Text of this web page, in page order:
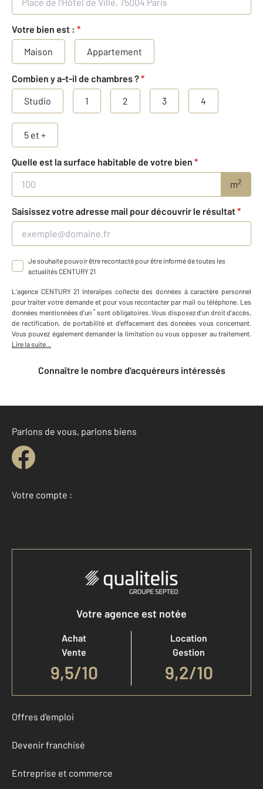
Votre bien est : *
Maison
Appartement
Combien y a-t-il de chambres ?*
Studio
1 2 3 4
5 et +
Quelle est la surface habitable de votre bien *
m2
Saisissez votre adresse mail pour découvrir le résultat*
Je souhaite pouvoir être recontacté pour être informé de toutes les
actualités CENTURY 21
L'agence CENTURY 21 Interalpes collecte des données à caractère personnel
pour traiter votre demande et pour vous recontacter par mail ou téléphone. Les
données mentionnées d'un * sont obligatoires. Vous disposez d'un droit d'accès,
de rectification, de portabilité et d'effacement des données vous concernant.
Vous pouvez également demander la limitation ou vous opposer au traitement.
Lire la suite...
Connaître le nombre d'acquéreurs intéressés
Parlons de vous, parlons biens
Votre compte :
Accéder à mon compte
Votre agence est notée
Achat
Vente
9,5/10
Location
Gestion
9,2/10
Offres d'emploi
Devenir franchisé
Entreprise et commerce